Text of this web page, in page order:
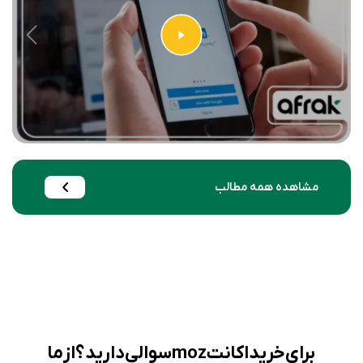
مشاهده همه مطالب
برای خرید اکانت moz سوالی دارید؟ از ما